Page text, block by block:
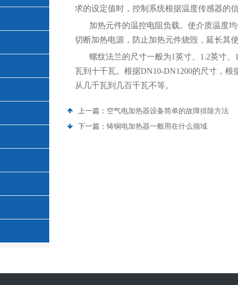
求的设定值时，控制系统根据温度传感器的
加热元件的温控电阻负载。使介质温度
切断加热电源，防止加热元件烧毁，延长其
螺纹法兰的尺寸一般为1英寸、1.2英寸
瓦到十千瓦。根据DN10-DN1200的尺寸，
从几千瓦到几百千瓦不等。
上一篇： 空气电加热器设备简单的故障排除方法
下一篇： 铸铜电加热器一般用在什么领域